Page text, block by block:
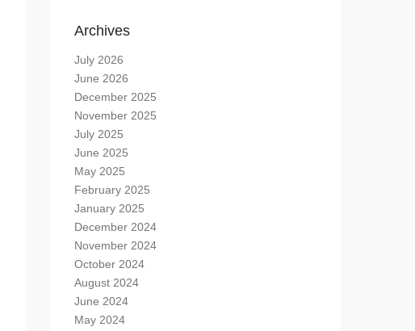
Archives
July 2026
June 2026
December 2025
November 2025
July 2025
June 2025
May 2025
February 2025
January 2025
December 2024
November 2024
October 2024
August 2024
June 2024
May 2024